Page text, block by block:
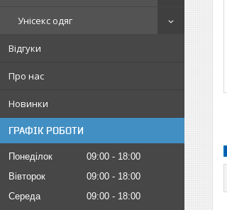
Унісекс одяг
Відгуки
Про нас
Новинки
ГРАФІК РОБОТИ
Понеділок 09:00
18:00
Вівторок
09:00
18:00
Середа
09:00
18:00